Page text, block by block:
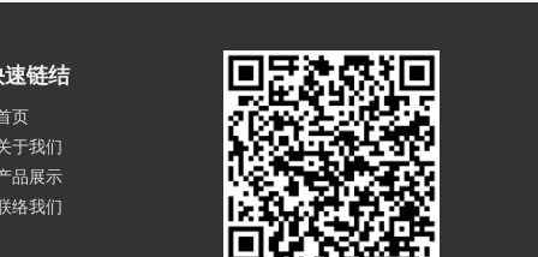
速链结
页
于我们
品展示
络我们